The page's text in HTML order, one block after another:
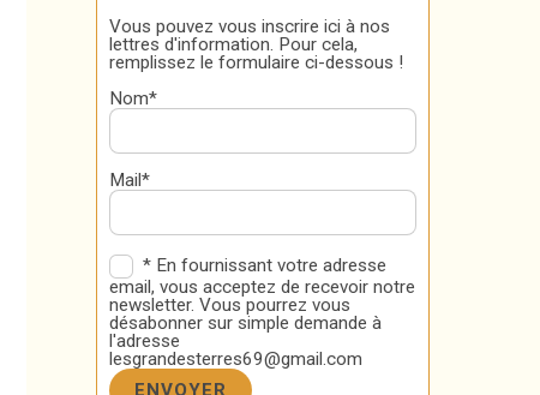
Vous pouvez vous inscrire ici à nos
lettres d'information. Pour cela,
remplissez le formulaire ci-dessous !
Nom*
Mail*
* En fournissant votre adresse
email, vous acceptez de recevoir notre
newsletter. Vous pourrez vous
désabonner sur simple demande à
l'adresse
lesgrandesterres69@gmail.com